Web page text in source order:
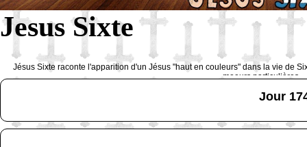
Jesus Sixte
Jésus Sixte raconte l'apparition d'un Jésus "haut en couleurs" dans la vie de
moeurs particulières
Jour